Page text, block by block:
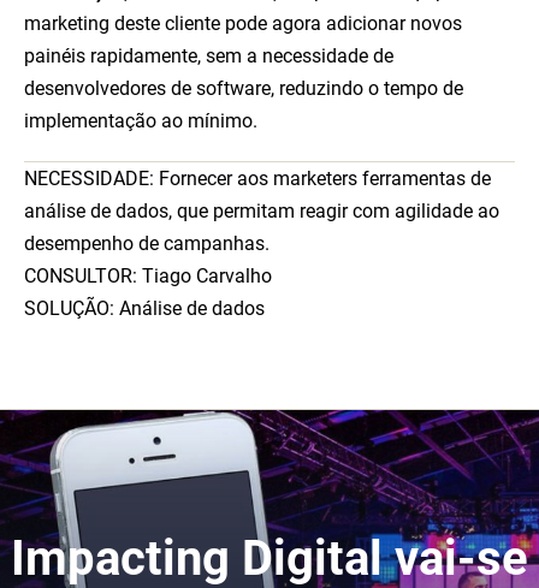
marketing deste cliente pode agora adicionar novos
painéis rapidamente, sem a necessidade de
desenvolvedores de software, reduzindo o tempo de
implementação ao mínimo.
NECESSIDADE: Fornecer aos marketers ferramentas de
análise de dados, que permitam reagir com agilidade ao
desempenho de campanhas.
CONSULTOR: Tiago Carvalho
SOLUÇÃO: Análise de dados
Impacting Digital vai-se